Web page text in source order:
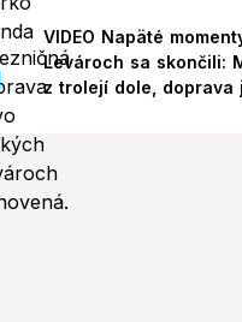
VIDEO Napäté
Levároch sa skončili:
z trolejí dole, doprava